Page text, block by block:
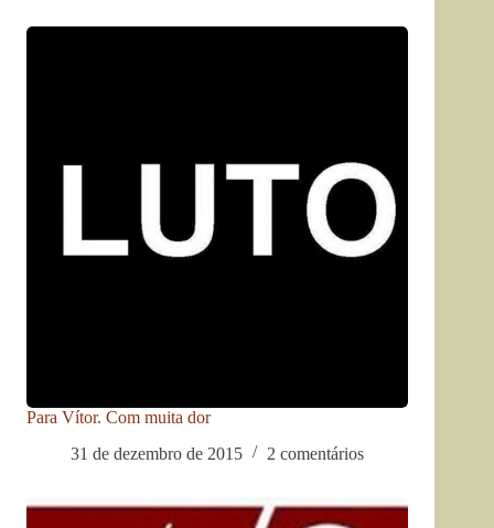
Para Vítor. Com muita dor
31 de dezembro de 2015
2 comentários